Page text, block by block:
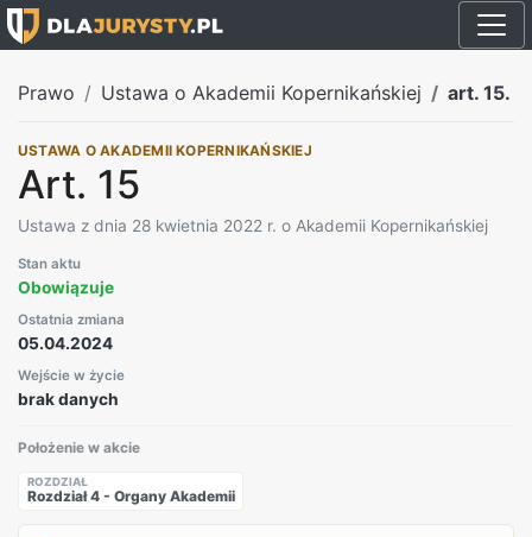
Prawo Ustawa o Akademii Kopernikańskiej art. 15.
USTAWA O AKADEMII KOPERNIKAŃSKIEJ
Art. 15
Ustawa z dnia 28 kwietnia 2022 r. o Akademii Kopernikańskiej
Stan aktu
Obowiązuje
Ostatnia zmiana
05.04.2024
Wejście w życie
brak danych
Położenie w akcie
ROZDZIAŁ
Rozdział 4 - Organy Akademii